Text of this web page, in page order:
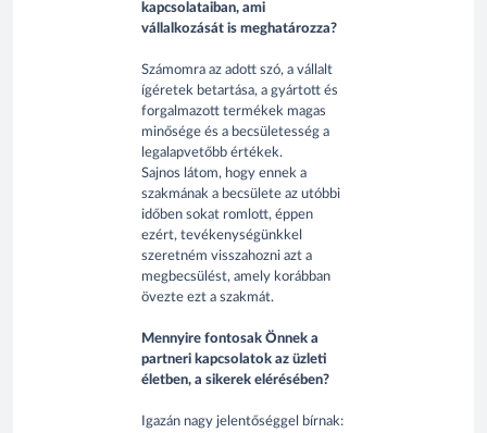
kapcsolataiban, ami
vállalkozását is meghatározza?
Számomra az adott szó, a vállalt
ígéretek betartása, a gyártott és
forgalmazott termékek magas
minősége és a becsületesség a
legalapvetőbb értékek.
Sajnos látom, hogy ennek a
szakmának a becsülete az utóbbi
időben sokat romlott, éppen
ezért, tevékenységünkkel
szeretném visszahozni azt a
megbecsülést, amely korábban
övezte ezt a szakmát.
Mennyire fontosak Önnek a
partneri kapcsolatok az üzleti
életben, a sikerek elérésében?
Igazán nagy jelentőséggel bírnak: